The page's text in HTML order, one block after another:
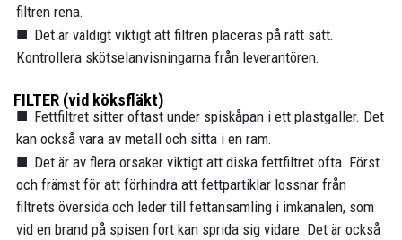
filtren rena.
Det är väldigt viktigt att filtren placeras på rätt sätt.
Kontrollera skötselanvisningarna från leverantören.
FILTER (vid köksfläkt)
Fettfiltret sitter oftast under spiskåpan i ett plastgaller. Det
kan också vara av metall och sitta i en ram.
Det är av flera orsaker viktigt att diska fettfiltret ofta. Först
och främst för att förhindra att fettpartiklar lossnar från
filtrets översida och leder till fettansamling i imkanalen, som
vid en brand på spisen fort kan sprida sig vidare. Det är också